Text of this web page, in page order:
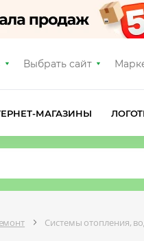
Выбрать сайт
МАГАЗИНЫ
Системы отопления,